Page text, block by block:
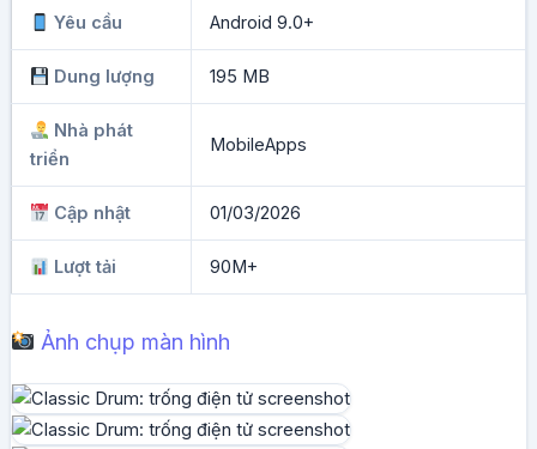
Yêu cầu Android 9.0+
Dung lượng 195 MB
Nhà phát
triển
MobileApps
Cập nhật 01/03/2026
Lượt tải 90M+
Ảnh chụp màn hình